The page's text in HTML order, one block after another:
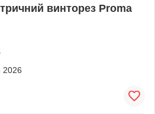
винторез Proma
2026